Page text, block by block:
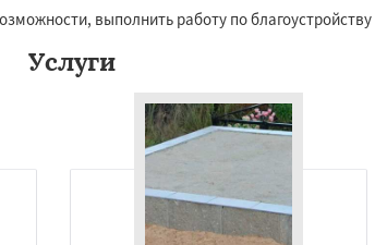
выполнить работу по
Услуги